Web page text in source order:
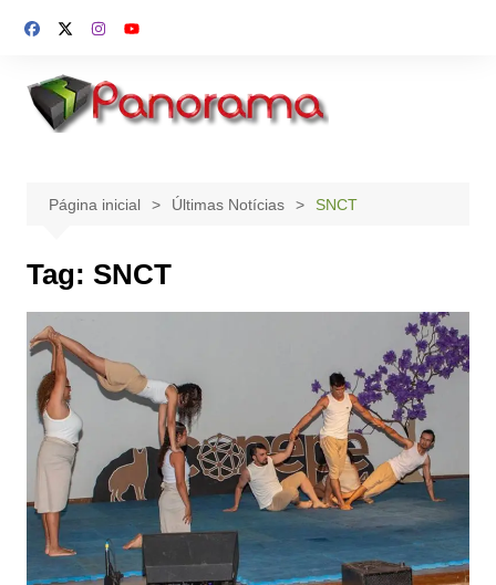
para
conteúdo
Página inicial Últimas Notícias SNCT
Tag: SNCT